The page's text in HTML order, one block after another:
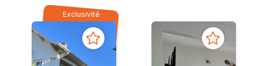
Exclusivité